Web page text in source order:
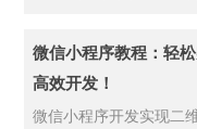
微信小程序教程：轻
高效开发！
微信小程序开发实现二